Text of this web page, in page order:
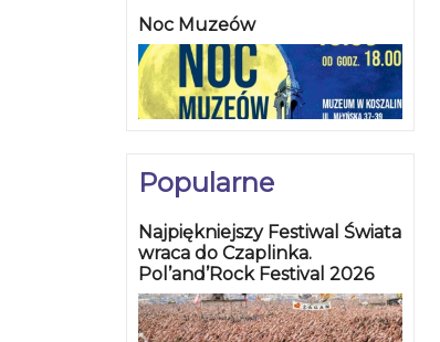
Noc Muzeów
Popularne
Najpiękniejszy Festiwal Świata
wraca do Czaplinka.
Pol’and’Rock Festival 2026